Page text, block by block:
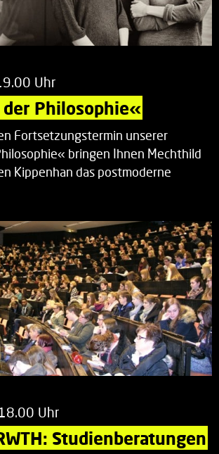
Uhr
Philosophie«
Fortsetzungstermin unserer
bringen Ihnen Mechthild
Kippenhan das postmoderne
Uhr
Studienberatungen